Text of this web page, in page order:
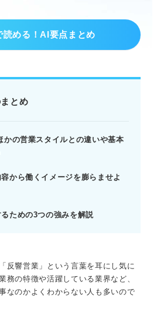
読める！AI要点まとめ
態を理解しよう
負担の少なさがメリットとな
いと営業できない、高い知識が求
も理解しよう。
ための適性と就活対策
考え、商品の魅力を伝えられる
の興味と知識を深め、聞く力を意
考力や企画力も重要視されるた
とめ
かの営業スタイルとの違いや基本
から働くイメージを膨らませよ
ための3つの強みを解説
反響営業」という言葉を耳にし気に
務の特徴や活躍している業界など、
なのかよくわからない人も多いので